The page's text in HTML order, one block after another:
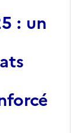
: un